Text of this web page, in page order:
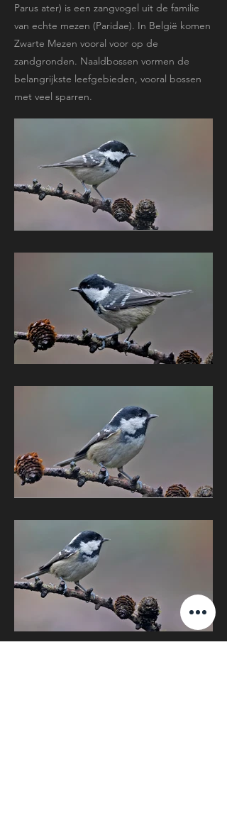
Parus ater) is een zangvogel uit de familie
van echte mezen (Paridae). In België komen
Zwarte Mezen vooral voor op de
zandgronden. Naaldbossen vormen de
belangrijkste leefgebieden, vooral bossen
met veel sparren.